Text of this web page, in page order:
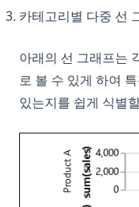
카테고리별 다중 선
아래의 선 그래프는
로 볼 수 있게 하여
있는지를 쉽게 식별